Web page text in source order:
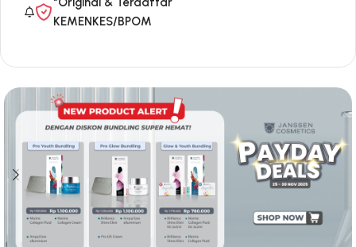
KEMENKES/BPOM